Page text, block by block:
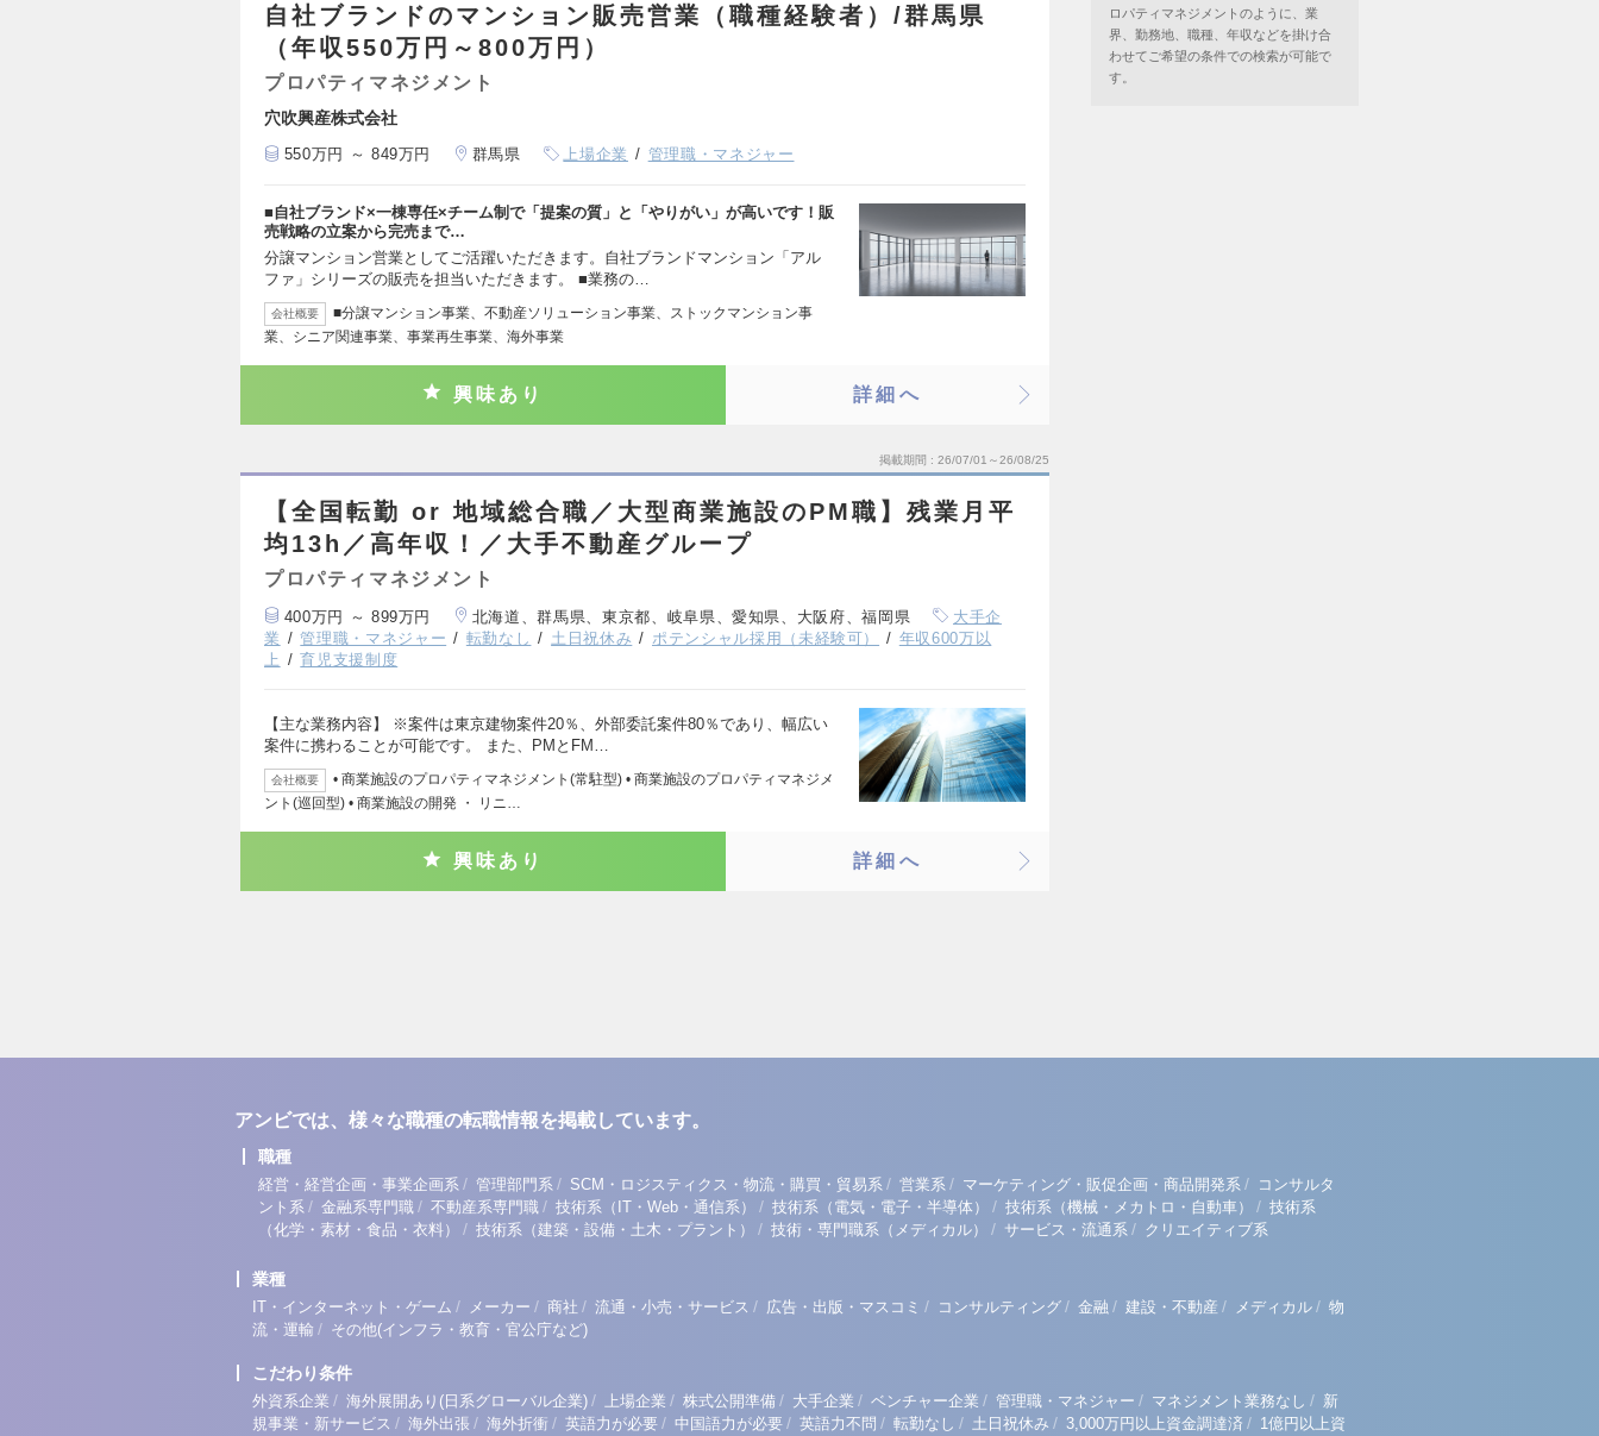
自社ブランドのマンション販売営業（職種経験者）/群馬県
（年収550万円～800万円）
プロパティマネジメント
穴吹興産株式会社
550万円 ～ 849万円 群馬県 上場企業 管理職・マネジャー
■自社ブランド×一棟専任×チーム制で「提案の質」と「やりがい」が高いです！販
売戦略の立案から完売まで…
分譲マンション営業としてご活躍いただきます。自社ブランドマンション「アル
ファ」シリーズの販売を担当いただきます。 ■業務の…
会社概要
■分譲マンション事業、不動産ソリューション事業、ストックマンション事
業、シニア関連事業、事業再生事業、海外事業
興味あり 詳細へ
掲載期間 26/07/01～26/08/25
【全国転勤 or 地域総合職／大型商業施設のPM職】残業月平
均13h／高年収！／大手不動産グループ
プロパティマネジメント
400万円 ～ 899万円 北海道、群馬県、東京都、岐阜県、愛知県、大阪府、福岡県
大手企
業
管理職・マネジャー 転勤なし 土日祝休み ポテンシャル採用（未経験可）
年収600万以
上
育児支援制度
【主な業務内容】 ※案件は東京建物案件20％、外部委託案件80％であり、幅広い
案件に携わることが可能です。 また、PMとFM…
会社概要
• 商業施設のプロパティマネジメント(常駐型) • 商業施設のプロパティマネジメ
ント(巡回型) • 商業施設の開発 ・ リニ…
興味あり 詳細へ
ロパティマネジメントのように、業
界、勤務地、職種、年収などを掛け合
わせてご希望の条件での検索が可能で
す。
アンビでは、様々な職種の転職情報を掲載しています。
職種
経営・経営企画・事業企画系 / 管理部門系 / SCM・ロジスティクス・物流・購買・貿易系 / 営業系 / マーケティング・販促企画・商品開発系 / コンサルタ
ント系 / 金融系専門職 / 不動産系専門職 / 技術系（IT・Web・通信系） / 技術系（電気・電子・半導体） / 技術系（機械・メカトロ・自動車） / 技術系
（化学・素材・食品・衣料）
/ 技術系（建築・設備・土木・プラント） / 技術・専門職系（メディカル） / サービス・流通系 / クリエイティブ系
業種
IT・インターネット・ゲーム / メーカー / 商社 / 流通・小売・サービス / 広告・出版・マスコミ / コンサルティング / 金融 / 建設・不動産 / メディカル / 物
流・運輸 / その他(インフラ・教育・官公庁など)
こだわり条件
外資系企業 / 海外展開あり(日系グローバル企業) / 上場企業 / 株式公開準備 / 大手企業 / ベンチャー企業 / 管理職・マネジャー / マネジメント業務なし / 新
規事業・新サービス / 海外出張 / 海外折衝 / 英語力が必要 / 中国語力が必要 / 英語力不問 / 転勤なし / 土日祝休み / 3,000万円以上資金調達済 / 1億円以上資